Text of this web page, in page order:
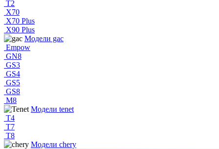
T2
X70
X70 Plus
X90 Plus
Модели gac
Empow
GN8
GS3
GS4
GS5
GS8
M8
Модели tenet
T4
T7
T8
Модели chery